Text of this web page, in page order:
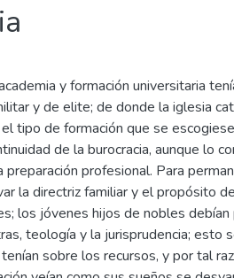
y formación universitaria
y de elite; de donde la iglesia
tipo de formación que se
de la burocracia, aunque lo
preparación profesional. Para
la directriz familiar y el propósito
los jóvenes hijos de nobles debían
teología y la jurisprudencia; esto
sobre los recursos, y por tal